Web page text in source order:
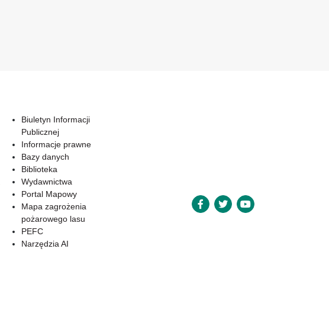
Biuletyn Informacji
Publicznej
Informacje prawne
Bazy danych
Biblioteka
Wydawnictwa
Portal Mapowy
Mapa zagrożenia
pożarowego lasu
PEFC
Narzędzia AI